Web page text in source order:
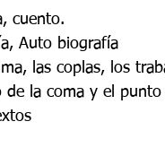
cuento.
Auto biografía
las coplas, los
de la coma y el punto